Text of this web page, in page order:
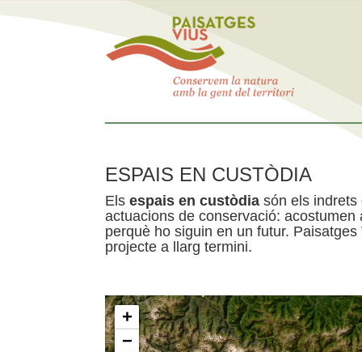
ESPAIS EN CUSTÒDIA
Els espais en custòdia són els indrets
actuacions de conservació:
perquè ho siguin en un futur.
projecte a llarg termini.
+
−